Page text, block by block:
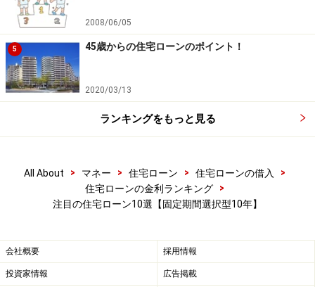
住信SBIネット銀行
金利自体を見ると、第１位のじぶん銀行より0.1％以上も
高くなっていますが、精神障害を除くすべての病気・ケ
ガを保障の対象とする「全疾病保障」がついての金利と
容は、金利を0.3％前後上乗せすることで保障されるた
め、実質、最も低い金利といっても過言ではありませ
縮小することに注意すべきなのは、前述のとおりです。
2008/06/05
5 45歳からの住宅ローンのポイント！
2020/03/13
ランキングをもっと見る
All About > マネー > 住宅ローン > 住宅ローンの借入
>
住宅ローンの金利ランキング
>
注目の住宅ローン10選【固定期間選択型10年】
会社概要 採用情報
投資家情報 広告掲載